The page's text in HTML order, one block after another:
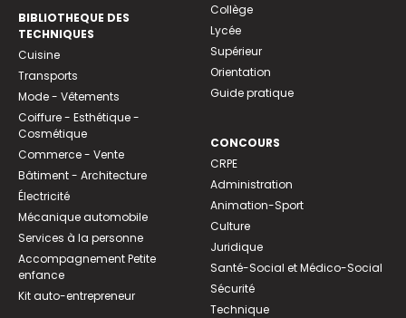
BIBLIOTHEQUE DES
TECHNIQUES
Cuisine
Transports
Mode - Vêtements
Coiffure - Esthétique -
Cosmétique
Commerce - Vente
Bâtiment - Architecture
Électricité
Mécanique automobile
Services à la personne
Accompagnement Petite
enfance
Kit auto-entrepreneur
Collège
Lycée
Supérieur
Orientation
Guide pratique
CONCOURS
CRPE
Administration
Animation-Sport
Culture
Juridique
Santé-Social et Médico-Social
Sécurité
Technique